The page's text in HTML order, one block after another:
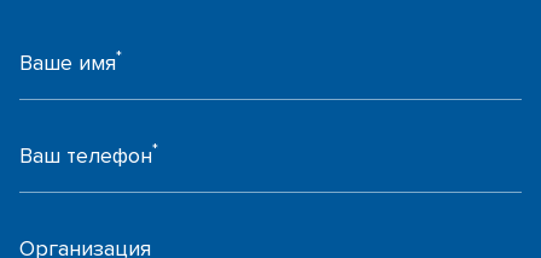
Ваше имя*
Ваш телефон*
Организация